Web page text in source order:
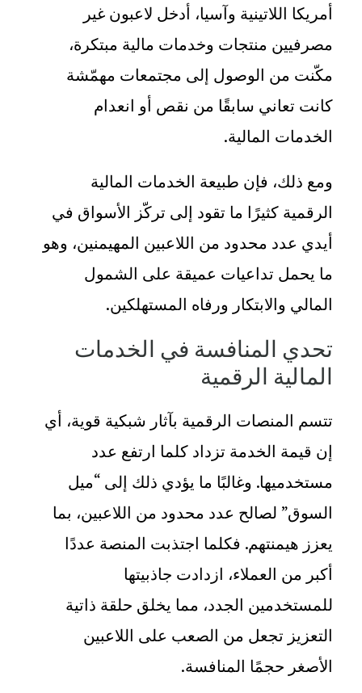
أمريكا اللاتينية وآسيا، أدخل لاعبون غير
مصرفيين منتجات وخدمات مالية مبتكرة،
مكّنت من الوصول إلى مجتمعات مهمّشة
كانت تعاني سابقًا من نقص أو انعدام
الخدمات المالية.
ومع ذلك، فإن طبيعة الخدمات المالية
الرقمية كثيرًا ما تقود إلى تركّز الأسواق في
أيدي عدد محدود من اللاعبين المهيمنين، وهو
ما يحمل تداعيات عميقة على الشمول
المالي والابتكار ورفاه المستهلكين.
تحدي المنافسة في الخدمات
المالية الرقمية
تتسم المنصات الرقمية بآثار شبكية قوية، أي
إن قيمة الخدمة تزداد كلما ارتفع عدد
مستخدميها. وغالبًا ما يؤدي ذلك إلى “ميل
السوق” لصالح عدد محدود من اللاعبين، بما
يعزز هيمنتهم. فكلما اجتذبت المنصة عددًا
أكبر من العملاء، ازدادت جاذبيتها
للمستخدمين الجدد، مما يخلق حلقة ذاتية
التعزيز تجعل من الصعب على اللاعبين
الأصغر حجمًا المنافسة.